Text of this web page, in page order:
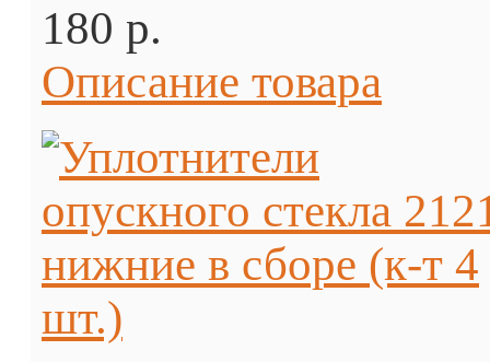
180 p.
Описание товара